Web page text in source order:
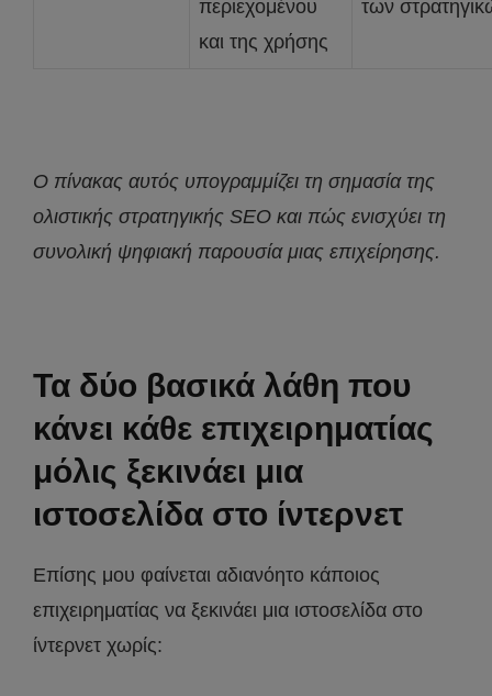
περιεχομένου
και της χρήσης
των
Ο πίνακας αυτός υπογραμμίζει τη σημασία της
ολιστικής στρατηγικής SEO και πώς ενισχύει τη
συνολική ψηφιακή παρουσία μιας επιχείρησης.
Τα δύο βασικά λάθη που
κάνει κάθε επιχειρηματίας
μόλις ξεκινάει μια
ιστοσελίδα στο ίντερνετ
Επίσης μου φαίνεται αδιανόητο κάποιος
επιχειρηματίας να ξεκινάει μια ιστοσελίδα στο
ίντερνετ χωρίς: